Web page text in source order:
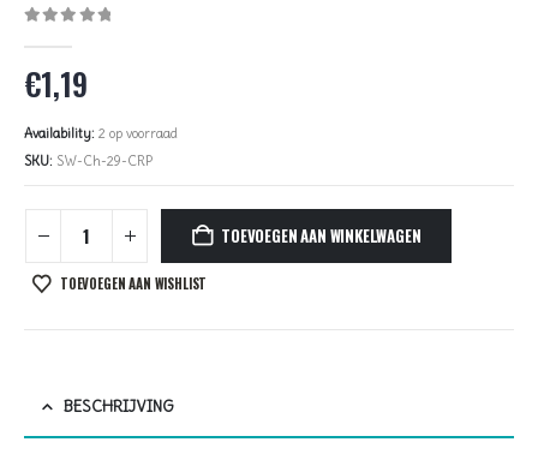
€1,19
Availability: 2 op voorraad
SKU: SW-Ch-29-CRP
TOEVOEGEN AAN WINKELWAGEN
TOEVOEGEN AAN WISHLIST
BESCHRIJVING